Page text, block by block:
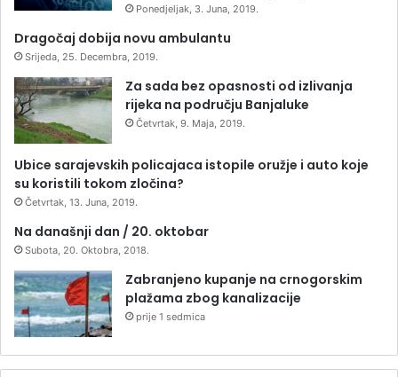
Ponedjeljak, 3. Juna, 2019.
Dragočaj dobija novu ambulantu
Srijeda, 25. Decembra, 2019.
Za sada bez opasnosti od izlivanja
rijeka na području Banjaluke
Četvrtak, 9. Maja, 2019.
Ubice sarajevskih policajaca istopile oružje i auto koje
su koristili tokom zločina?
Četvrtak, 13. Juna, 2019.
Na današnji dan / 20. oktobar
Subota, 20. Oktobra, 2018.
Zabranjeno kupanje na crnogorskim
plažama zbog kanalizacije
prije 1 sedmica